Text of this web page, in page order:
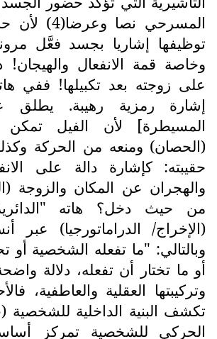
المسرحي نصا
توظيفها إشاريا بجسد فعَّل
وخاصة قمة الانفعال
على زوجته بعد تكبيلها! ففي
إشارة رمزية رهيبة. يطلق
المسيطرة] لأن الفيل
(الحصان) ومنعه من الحركة
حقيبته: كإشارة دالة على
والهجران عن المكان والزوجة
من حيث دخل؟ هاته
(الإخراج/ الدراماتورجيا) عبر
وبالتالي: "ما تفعله الشخصية
أو ما تختار أن تفعله، دلالة
وتركيبتها العقلية والعاطفية،
الحركي للشخصية تمركز